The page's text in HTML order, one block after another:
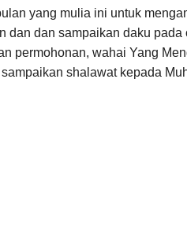
yang mulia ini untuk
dan dan sampaikan daku pada
permohonan, wahai Yang
shalawat kepada